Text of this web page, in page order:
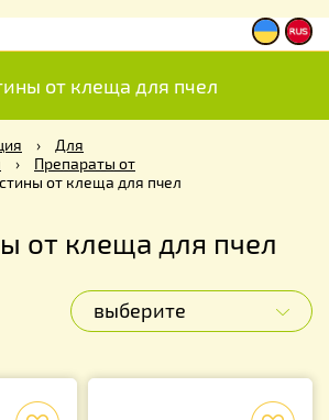
от клеща для пчел
›
Для
›
Препараты от
от клеща для пчел
от клеща для пчел
выберите